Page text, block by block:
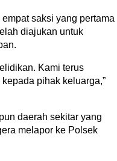
saksi yang pertama
diajukan untuk
Kami terus
pihak keluarga,”
daerah sekitar yang
melapor ke Polsek